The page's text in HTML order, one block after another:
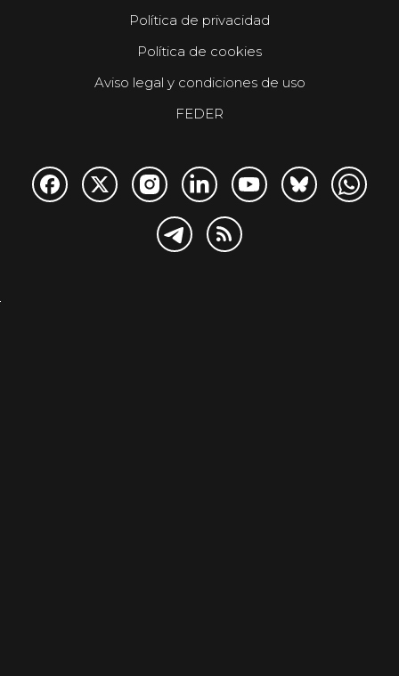
Política de privacidad
Política de cookies
Aviso legal y condiciones de uso
FEDER